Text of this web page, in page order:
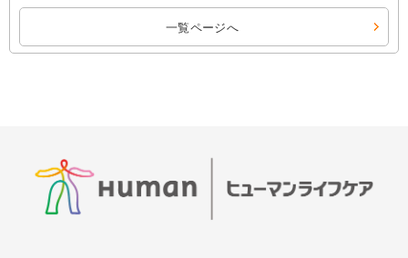
一覧ページへ